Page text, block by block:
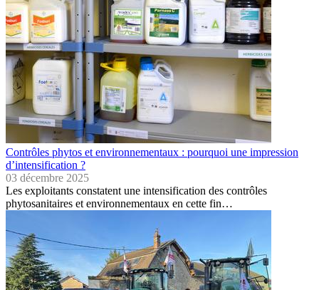
Contrôles phytos et environnementaux : pourquoi une impression
d’intensification ?
03 décembre 2025
Les exploitants constatent une intensification des contrôles
phytosanitaires et environnementaux en cette fin…